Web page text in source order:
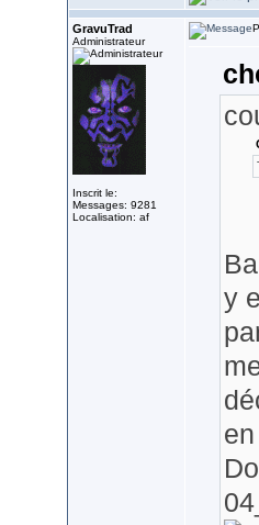
GravuTrad
Administrateur
Inscrit le:
Messages: 9281
Localisation: af
y